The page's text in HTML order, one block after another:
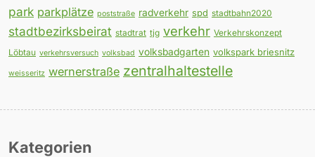
park parkplätze poststraße radverkehr spd stadtbahn2020
stadtbezirksbeirat stadtrat tjg verkehr Verkehrskonzept
Löbtau verkehrsversuch volksbad volksbadgarten volkspark briesnitz
weisseritz wernerstraße zentralhaltestelle
Kategorien